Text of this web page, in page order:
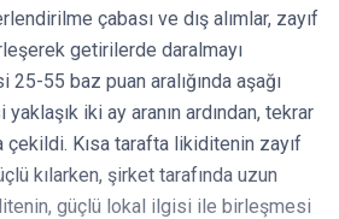
çabası ve dış alımlar, zayıf
getirilerde daralmayı
25-55 baz puan aralığında aşağı
iki ay aranın ardından, tekrar
çekildi. Kısa tarafta likiditenin zayıf
kılarken, şirket tarafında uzun
güçlü lokal ilgisi ile birleşmesi